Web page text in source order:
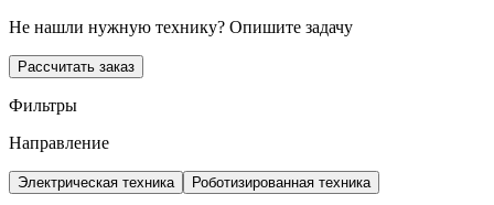
Не нашли нужную технику? Опишите задачу
Рассчитать заказ
Фильтры
Направление
Электрическая техника Роботизированная техника